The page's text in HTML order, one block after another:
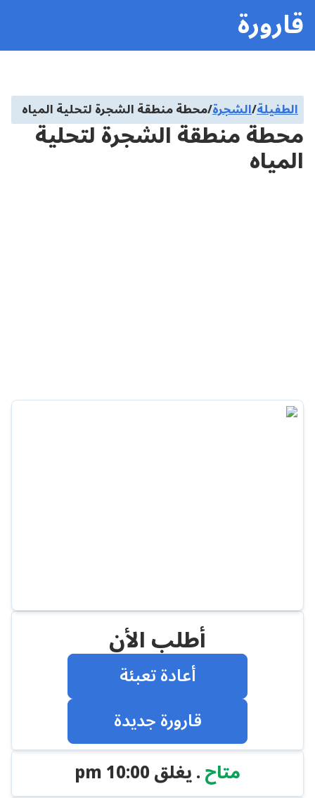
قارورة
الطفيلة/الشجرة/محطة منطقة الشجرة لتحلية المياه
محطة منطقة الشجرة لتحلية
المياه
أطلب الأن
أعادة تعبئة
قارورة جديدة
متاح. يغلق10:00 pm